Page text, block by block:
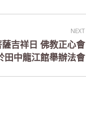
NEXT
吉祥日 佛教正心會
田中龍江館舉辦法會